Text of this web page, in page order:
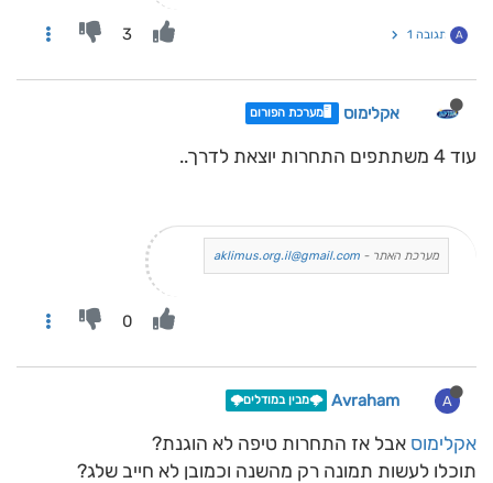
A תגובה 1 3
אקלימוס 🖥️מערכת הפורום
עוד 4 משתתפים התחרות יוצאת לדרך..
מערכת האתר - aklimus.org.il@gmail.com
0
A
Avraham 🌩️מבין במודלים🌩️
אקלימוס אבל אז התחרות טיפה לא הוגנת?
תוכלו לעשות תמונה רק מהשנה וכמובן לא חייב שלג?